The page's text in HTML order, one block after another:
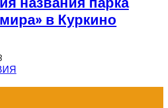
в Куркино